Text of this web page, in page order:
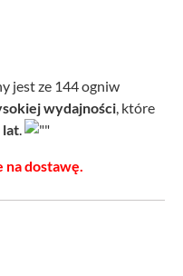
jest ze 144 ogniw
wydajności, które
lat.
na dostawę.